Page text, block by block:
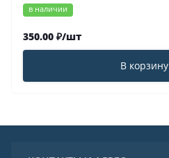
в наличии
350.00 ₽/шт
В корзину